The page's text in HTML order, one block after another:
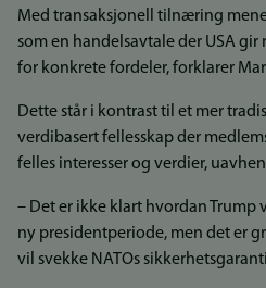
Med transaksjonell tilnæring
som en handelsavtale der USA
for konkrete fordeler, forklarer
Dette står i kontrast til et mer
verdibasert fellesskap der
felles interesser og verdier,
– Det er ikke klart hvordan Trump
ny presidentperiode, men det er
vil svekke NATOs